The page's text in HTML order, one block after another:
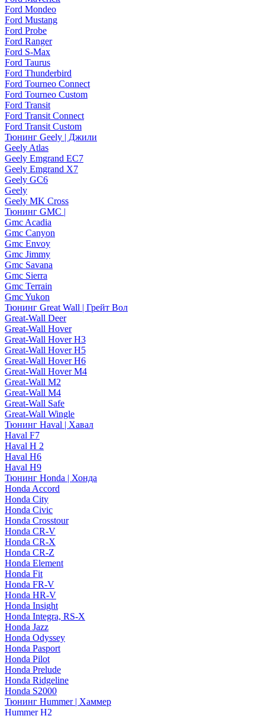
Ford Mondeo
Ford Mustang
Ford Probe
Ford Ranger
Ford S-Max
Ford Taurus
Ford Thunderbird
Ford Tourneo Connect
Ford Tourneo Custom
Ford Transit
Ford Transit Connect
Ford Transit Custom
Тюнинг Geely | Джили
Geely Atlas
Geely Emgrand EC7
Geely Emgrand X7
Geely GC6
Geely
Geely MK Cross
Тюнинг GMC |
Gmc Acadia
Gmc Canyon
Gmc Envoy
Gmc Jimmy
Gmc Savana
Gmc Sierra
Gmc Terrain
Gmc Yukon
Тюнинг Great Wall | Грейт Вол
Great-Wall Deer
Great-Wall Hover
Great-Wall Hover H3
Great-Wall Hover H5
Great-Wall Hover H6
Great-Wall Hover M4
Great-Wall M2
Great-Wall M4
Great-Wall Safe
Great-Wall Wingle
Тюнинг Haval | Хавал
Haval F7
Haval H 2
Haval H6
Haval H9
Тюнинг Honda | Хонда
Honda Accord
Honda City
Honda Civic
Honda Crosstour
Honda CR-V
Honda CR-X
Honda CR-Z
Honda Element
Honda Fit
Honda FR-V
Honda HR-V
Honda Insight
Honda Integra, RS-X
Honda Jazz
Honda Odyssey
Honda Pasport
Honda Pilot
Honda Prelude
Honda Ridgeline
Honda S2000
Тюнинг Hummer | Хаммер
Hummer H2